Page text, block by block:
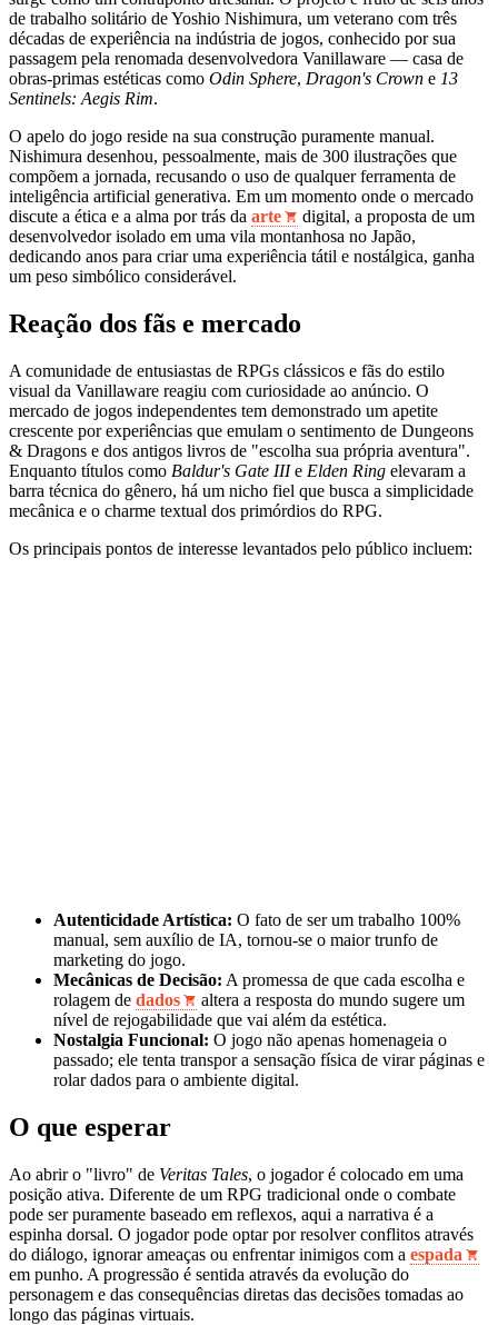
de trabalho solitário de Yoshio Nishimura, um veterano com três
décadas de experiência na indústria de jogos, conhecido por sua
passagem pela renomada desenvolvedora Vanillaware — casa de
obras-primas estéticas como Odin Sphere, Dragon's Crown e 13
Sentinels: Aegis Rim.
O apelo do jogo reside na sua construção puramente manual.
Nishimura desenhou, pessoalmente, mais de 300 ilustrações que
compõem a jornada, recusando o uso de qualquer ferramenta de
inteligência artificial generativa. Em um momento onde o mercado
discute a ética e a alma por trás da arte
digital, a proposta de um
desenvolvedor isolado em uma vila montanhosa no Japão,
dedicando anos para criar uma experiência tátil e nostálgica, ganha
um peso simbólico considerável.
Reação dos fãs e mercado
A comunidade de entusiastas de RPGs clássicos e fãs do estilo
visual da Vanillaware reagiu com curiosidade ao anúncio. O
mercado de jogos independentes tem demonstrado um apetite
crescente por experiências que emulam o sentimento de Dungeons
& Dragons e dos antigos livros de "escolha sua própria aventura".
Enquanto títulos como Baldur's Gate IIIe Elden Ring elevaram a
barra técnica do gênero, há um nicho fiel que busca a simplicidade
mecânica e o charme textual dos primórdios do RPG.
Os principais pontos de interesse levantados pelo público incluem:
Autenticidade Artística: O fato de ser um trabalho 100%
manual, sem auxílio de IA, tornou-se o maior trunfo de
marketing do jogo.
Mecânicas de Decisão: A promessa de que cada escolha e
rolagem de dados
altera a resposta do mundo sugere um
nível de rejogabilidade que vai além da estética.
Nostalgia Funcional: O jogo não apenas homenageia o
passado; ele tenta transpor a sensação física de virar páginas e
rolar dados para o ambiente digital.
O que esperar
Ao abrir o "livro" de Veritas Tales, o jogador é colocado em uma
posição ativa. Diferente de um RPG tradicional onde o combate
pode ser puramente baseado em reflexos, aqui a narrativa é a
espinha dorsal. O jogador pode optar por resolver conflitos através
do diálogo, ignorar ameaças ou enfrentar inimigos com a espada
em punho. A progressão é sentida através da evolução do
personagem e das consequências diretas das decisões tomadas ao
longo das páginas virtuais.